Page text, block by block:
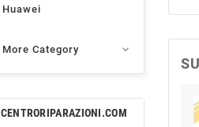
Huawei
More Category 
CENTRORIPARAZIONI.COM